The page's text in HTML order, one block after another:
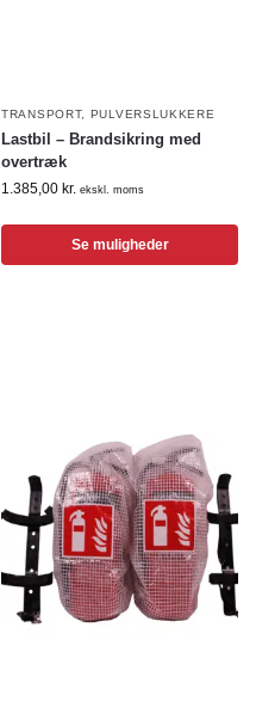
TRANSPORT, PULVERSLUKKERE
Lastbil – Brandsikring med
overtræk
1.385,00 kr. ekskl. moms
Se muligheder